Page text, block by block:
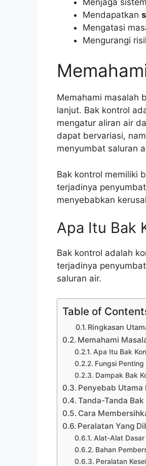
Mendapatkan
Mengatasi
Mengurangi
Memahami masalah
lanjut. Bak kontrol
mengatur aliran air
dapat bervariasi,
menyumbat saluran
Bak kontrol memiliki
terjadinya
menyebabkan
Apa Itu Bak
Bak kontrol adalah
terjadinya
saluran air.
Table of
Ringkasan
Memahami
Apa Itu Bak
Fungsi Penting
Dampak Bak
Penyebab Utama
Tanda-Tanda
Cara
Peralatan Yang
Alat-Alat Dasar
Bahan
Peralatan